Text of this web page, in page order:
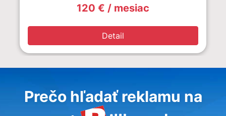
120 € / mesiac
Detail
Prečo hľadať reklamu na